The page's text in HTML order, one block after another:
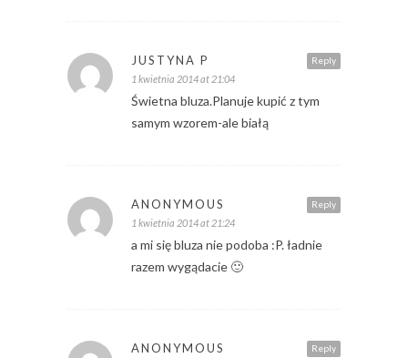
Reply
JUSTYNA P
1 kwietnia 2014 at 21:04
Świetna bluza.Planuje kupić z tym
samym wzorem-ale białą
Reply
ANONYMOUS
1 kwietnia 2014 at 21:24
a mi się bluza nie podoba :P. ładnie
razem wygądacie 🙂
Reply
ANONYMOUS